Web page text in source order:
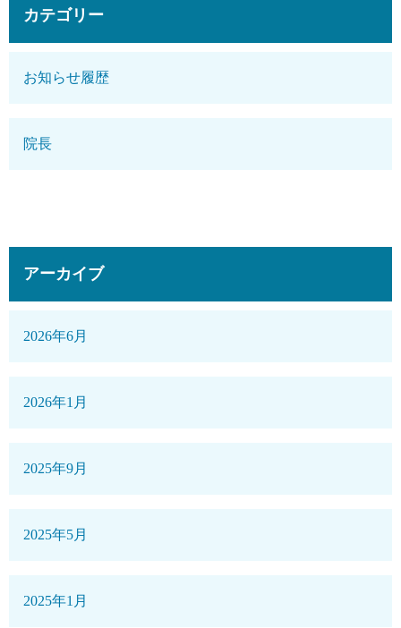
カテゴリー
お知らせ履歴
院長
アーカイブ
2026年6月
2026年1月
2025年9月
2025年5月
2025年1月